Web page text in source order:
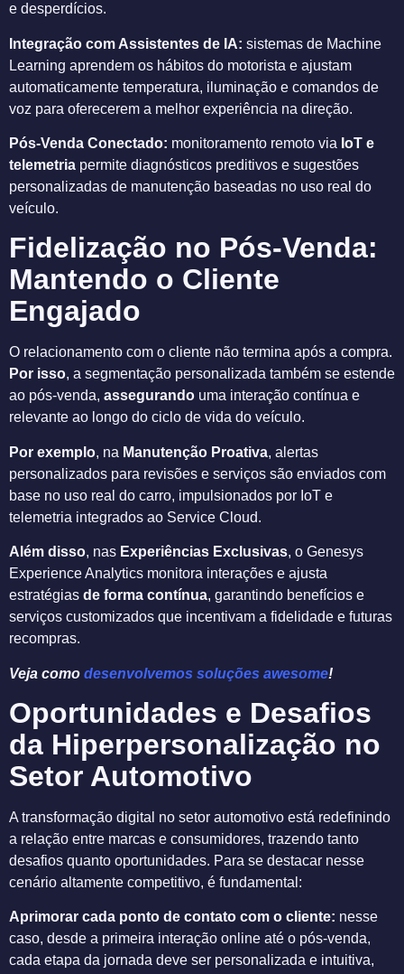
e desperdícios.
Integração com Assistentes de IA: sistemas de Machine
Learning aprendem os hábitos do motorista e ajustam
automaticamente temperatura, iluminação e comandos de
voz para oferecerem a melhor experiência na direção.
Pós-Venda Conectado: monitoramento remoto via IoT e
telemetria permite diagnósticos preditivos e sugestões
personalizadas de manutenção baseadas no uso real do
veículo.
Fidelização no Pós-Venda:
Mantendo o Cliente
Engajado
O relacionamento com o cliente não termina após a compra.
Por isso, a segmentação personalizada também se estende
ao pós-venda, assegurando uma interação contínua e
relevante ao longo do ciclo de vida do veículo.
Por exemplo, na Manutenção Proativa, alertas
personalizados para revisões e serviços são enviados com
base no uso real do carro, impulsionados por IoT e
telemetria integrados ao Service Cloud.
Além disso, nas Experiências Exclusivas, o Genesys
Experience Analytics monitora interações e ajusta
estratégias de forma contínua, garantindo benefícios e
serviços customizados que incentivam a fidelidade e futuras
recompras.
Veja como desenvolvemos soluções awesome!
Oportunidades e Desafios
da Hiperpersonalização no
Setor Automotivo
A transformação digital no setor automotivo está redefinindo
a relação entre marcas e consumidores, trazendo tanto
desafios quanto oportunidades. Para se destacar nesse
cenário altamente competitivo, é fundamental:
Aprimorar cada ponto de contato com o cliente: nesse
caso, desde a primeira interação online até o pós-venda,
cada etapa da jornada deve ser personalizada e intuitiva,